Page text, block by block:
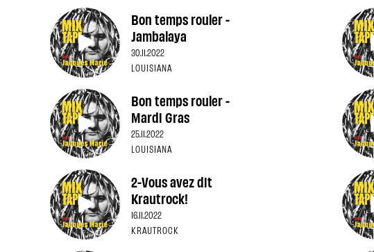
Bon temps rouler -
Jambalaya
30.11.2022
LOUISIANA
Bon temps rouler -
Mardi Gras
25.11.2022
LOUISIANA
2-Vous avez dit
Krautrock!
16.11.2022
KRAUTROCK